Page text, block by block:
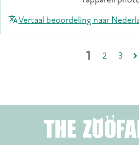
Vertaal beoordeling naar
1 2 3